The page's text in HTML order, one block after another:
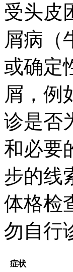
受头皮
屑病（
或确定
屑，例
诊是否
和必要
步的线
体格检
勿自行
症状